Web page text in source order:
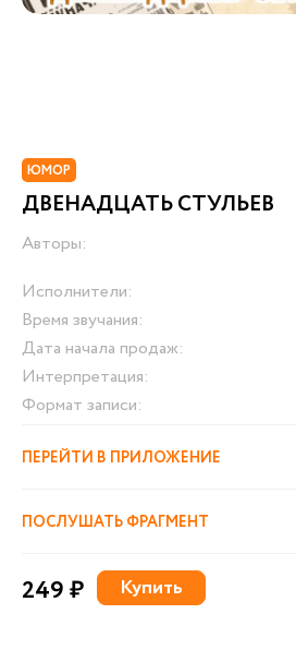
ЮМОР
ДВЕНАДЦАТЬ СТУЛЬЕВ
Авторы:
Исполнители:
Время звучания:
Дата начала продаж:
Интерпретация:
Формат записи:
ПЕРЕЙТИ В ПРИЛОЖЕНИЕ
ПОСЛУШАТЬ ФРАГМЕНТ
249 ₽ Купить